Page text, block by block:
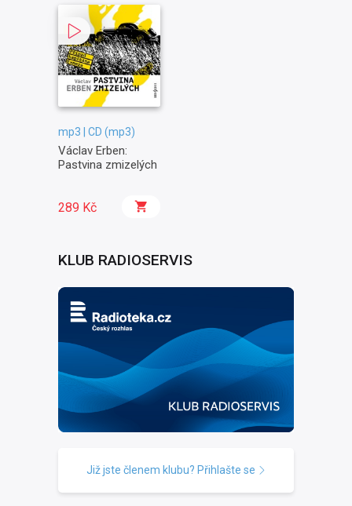
mp3 | CD (mp3)
Václav Erben:
Pastvina zmizelých
289 Kč
KLUB RADIOSERVIS
Již jste členem klubu? Přihlašte se